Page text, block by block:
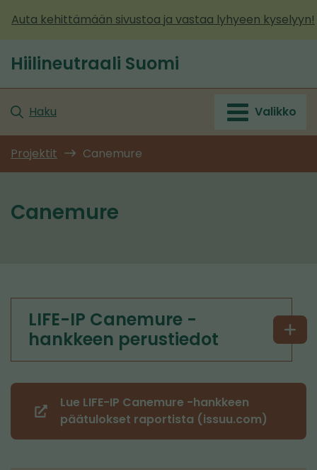
sisältöön
Auta kehittämään sivustoa ja vastaa lyhyeen kyselyyn!
Etusivu
Hiilineutraali Suomi
Haku Valikko
Projektit Canemure
Canemure
LIFE-IP Canemure -
hankkeen perustiedot
Lue LIFE-IP Canemure -hankkeen
päätulokset raportista (issuu.com)
(siirryt